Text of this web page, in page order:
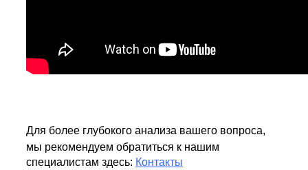
Для более глубокого анализа вашего вопроса,
мы рекомендуем обратиться к нашим
специалистам здесь: Контакты